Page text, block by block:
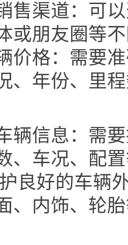
售渠道：可
或朋友圈等
价格：需要
、年份、里
辆信息：需
、车况、配
良好的车辆
、内饰、轮